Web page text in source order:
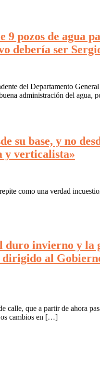
pozos de agua
debería ser
del Departamento
administración del agua,
su base, y no
y verticalista»
como una verdad
invierno y la
al
que a partir de ahora
cambios en […]